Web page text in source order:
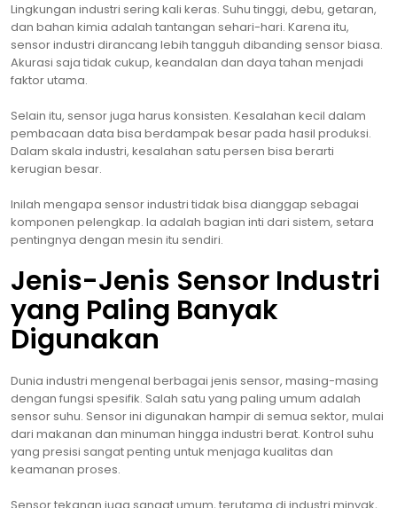
Lingkungan industri sering kali keras. Suhu tinggi, debu, getaran,
dan bahan kimia adalah tantangan sehari-hari. Karena itu,
sensor industri dirancang lebih tangguh dibanding sensor biasa.
Akurasi saja tidak cukup, keandalan dan daya tahan menjadi
faktor utama.
Selain itu, sensor juga harus konsisten. Kesalahan kecil dalam
pembacaan data bisa berdampak besar pada hasil produksi.
Dalam skala industri, kesalahan satu persen bisa berarti
kerugian besar.
Inilah mengapa sensor industri tidak bisa dianggap sebagai
komponen pelengkap. Ia adalah bagian inti dari sistem, setara
pentingnya dengan mesin itu sendiri.
Jenis-Jenis Sensor Industri
yang Paling Banyak
Digunakan
Dunia industri mengenal berbagai jenis sensor, masing-masing
dengan fungsi spesifik. Salah satu yang paling umum adalah
sensor suhu. Sensor ini digunakan hampir di semua sektor, mulai
dari makanan dan minuman hingga industri berat. Kontrol suhu
yang presisi sangat penting untuk menjaga kualitas dan
keamanan proses.